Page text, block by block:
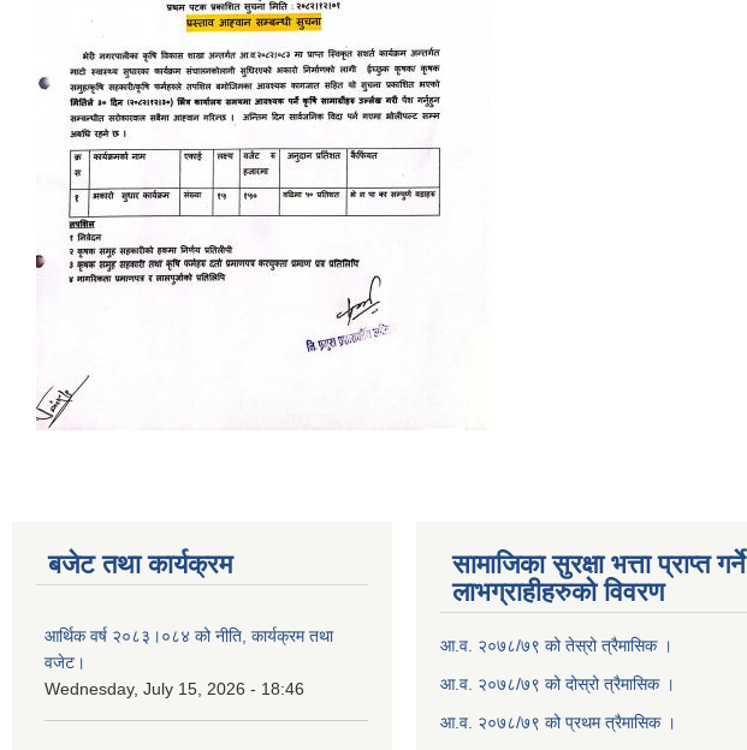
बजेट तथा कार्यक्रम
आर्थिक वर्ष २०८३।०८४ को नीति, कार्यक्रम तथा
वजेट।
Wednesday, July 15, 2026 - 18:46
सामाजिका सुरक्षा भत्ता प्राप्त गर्ने
लाभग्राहीहरुको विवरण
आ.व. २०७८/७९ को तेस्रो त्रैमासिक ।
आ.व. २०७८/७९ को दोस्रो त्रैमासिक ।
आ.व. २०७८/७९ को प्रथम त्रैमासिक ।